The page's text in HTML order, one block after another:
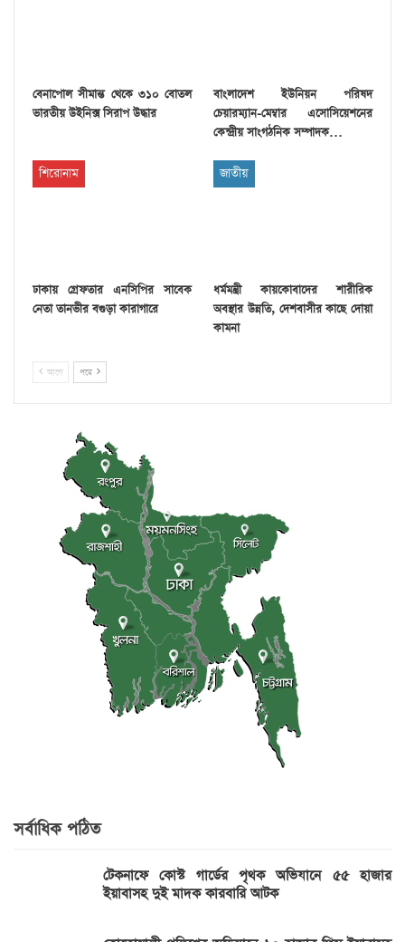
বেনাপোল সীমান্ত থেকে ৩১০ বোতল
ভারতীয় উইনিক্স সিরাপ উদ্ধার
বাংলাদেশ ইউনিয়ন পরিষদ
চেয়ারম্যান-মেম্বার এসোসিয়েশনের
কেন্দ্রীয় সাংগঠনিক সম্পাদক…
শিরোনাম
ঢাকায় গ্রেফতার এনসিপির সাবেক
নেতা তানভীর বগুড়া কারাগারে
জাতীয়
ধর্মমন্ত্রী কায়কোবাদের শারীরিক
অবস্থার উন্নতি, দেশবাসীর কাছে দোয়া
কামনা
আগে পরে
সর্বাধিক পঠিত
টেকনাফে কোস্ট গার্ডের পৃথক অভিযানে ৫৫ হাজার
ইয়াবাসহ দুই মাদক কারবারি আটক